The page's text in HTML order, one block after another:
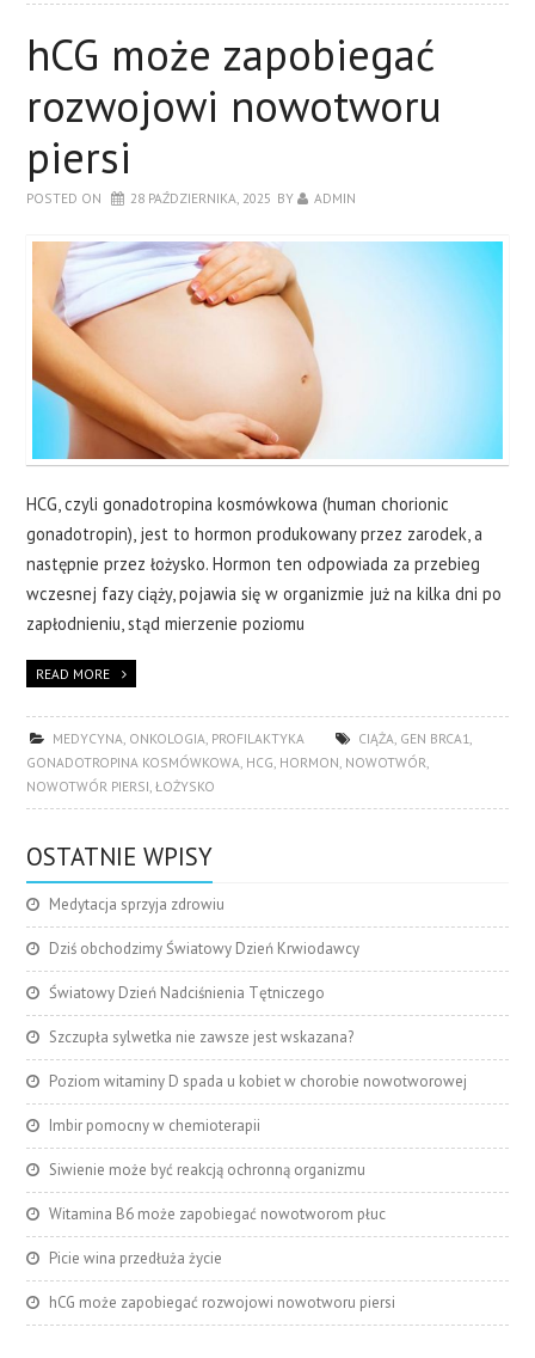
hCG może zapobiegać
rozwojowi nowotworu
piersi
POSTED ON 28 PAŹDZIERNIKA, 2025 BY ADMIN
HCG, czyli gonadotropina kosmówkowa (human chorionic
gonadotropin), jest to hormon produkowany przez zarodek, a
następnie przez łożysko. Hormon ten odpowiada za przebieg
wczesnej fazy ciąży, pojawia się w organizmie już na kilka dni po
zapłodnieniu, stąd mierzenie poziomu
READ MORE
MEDYCYNA ONKOLOGIA PROFILAKTYKA CIĄŻA GEN BRCA1
GONADOTROPINA KOSMÓWKOWA HCG HORMON NOWOTWÓR
NOWOTWÓR PIERSI ,ŁOŻYSKO
OSTATNIE WPISY
Medytacja sprzyja zdrowiu
Dziś obchodzimy Światowy Dzień Krwiodawcy
Światowy Dzień Nadciśnienia Tętniczego
Szczupła sylwetka nie zawsze jest wskazana?
Poziom witaminy D spada u kobiet w chorobie nowotworowej
Imbir pomocny w chemioterapii
Siwienie może być reakcją ochronną organizmu
Witamina B6 może zapobiegać nowotworom płuc
Picie wina przedłuża życie
hCG może zapobiegać rozwojowi nowotworu piersi